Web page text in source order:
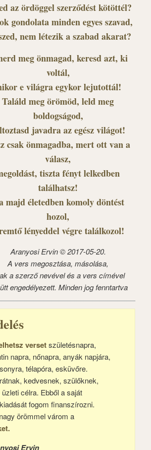
az ördöggel szerződést kötöttél?
gondolata minden egyes szavad,
nem létezik a szabad akarat?
meg önmagad, keresd azt, ki
voltál,
e világra egykor lejutottál!
Találd meg örömöd, leld meg
boldogságod,
javadra az egész világot!
csak önmagadba, mert ott van a
válasz,
tiszta fényt lelkedben
találhatsz!
majd életedben komoly döntést
hozol,
lényeddel végre találkozol!
Aranyosi Ervin © 2017-05-20.
A vers megosztása, másolása,
a szerző nevével és a vers címével
engedélyezett. Minden jog fenntartva
versetszületésnapra,
napra, nőnapra, anyák napjára,
télapóra, esküvőre.
kedvesnek, szülőknek,
célra. Ebből a saját
fogom finanszírozni.
örömmel várom a
Ervin